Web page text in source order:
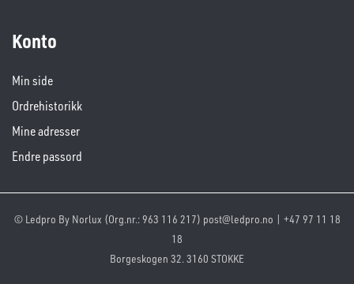
Konto
Min side
Ordrehistorikk
Mine adresser
Endre passord
© Ledpro By Norlux (Org.nr.: 963 116 217) post@ledpro.no | +47 97 11 18
18
Borgeskogen 32. 3160 STOKKE